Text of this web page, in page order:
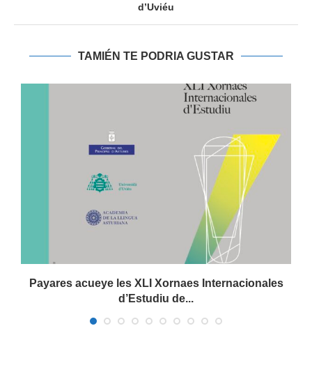
d’Uviéu
TAMIÉN TE PODRIA GUSTAR
Payares acueye les XLI Xornaes Internacionales
d’Estudiu de...